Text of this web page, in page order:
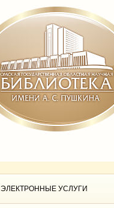
ЭЛЕКТРОННЫЕ УСЛУГИ